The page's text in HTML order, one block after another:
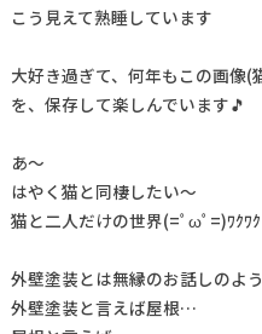
こう見えて熟睡しています
大好き過ぎて、何年もこの画像(
を、保存して楽しんでいます🎵
あ～
はやく猫と同棲したい～
猫と二人だけの世界(=ﾟωﾟ=)ﾜｸﾜｸ
外壁塗装とは無縁のお話しのよ
外壁塗装と言えば屋根…